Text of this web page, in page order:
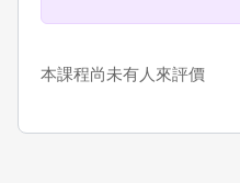
本課程尚未有人來評價